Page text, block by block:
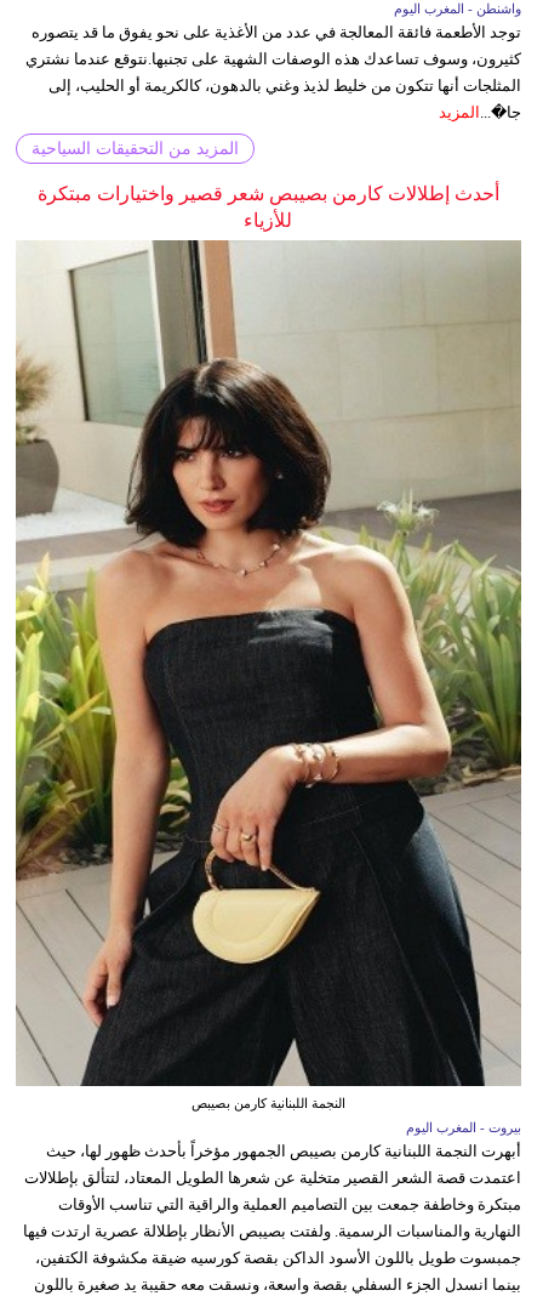
واشنطن - المغرب اليوم
توجد الأطعمة فائقة المعالجة في عدد من الأغذية على نحو يفوق ما قد يتصوره
كثيرون، وسوف تساعدك هذه الوصفات الشهية على تجنبها.نتوقع عندما نشتري
المثلجات أنها تتكون من خليط لذيذ وغني بالدهون، كالكريمة أو الحليب، إلى
جا�... المزيد
المزيد من التحقيقات السياحية
أحدث إطلالات كارمن بصيبص شعر قصير واختيارات مبتكرة
للأزياء
النجمة اللبنانية كارمن بصيبص
بيروت - المغرب اليوم
أبهرت النجمة اللبنانية كارمن بصيبص الجمهور مؤخراً بأحدث ظهور لها، حيث
اعتمدت قصة الشعر القصير متخلية عن شعرها الطويل المعتاد، لتتألق بإطلالات
مبتكرة وخاطفة جمعت بين التصاميم العملية والراقية التي تناسب الأوقات
النهارية والمناسبات الرسمية. ولفتت بصيبص الأنظار بإطلالة عصرية ارتدت فيها
جمبسوت طويل باللون الأسود الداكن بقصة كورسيه ضيقة مكشوفة الكتفين،
بينما انسدل الجزء السفلي بقصة واسعة، ونسقت معه حقيبة يد صغيرة باللون